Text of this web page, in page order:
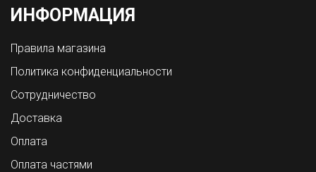
ИНФОРМАЦИЯ
Правила магазина
Политика конфиденциальности
Сотрудничество
Доставка
Оплата
Оплата частями